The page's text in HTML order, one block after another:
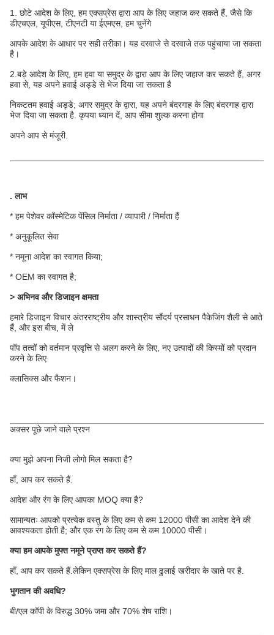
1. छोटे आदेश के लिए, हम एक्सप्रेस द्वारा आप के लिए जहाज कर सकते हैं, जैसे कि
डीएचएल, यूपीएस, टीएनटी या ईएमएस, हम चुनेंगे
आपके आदेश के आधार पर सही तरीका। यह दरवाजे से दरवाजे तक पहुंचाया जा सकता
है।
2.बड़े आदेश के लिए, हम हवा या समुद्र के द्वारा आप के लिए जहाज कर सकते हैं, अगर
हवा से, यह अपने हवाई अड्डे से भेज दिया जा सकता है
निकटतम हवाई अड्डे; अगर समुद्र के द्वारा, यह अपने बंदरगाह के लिए बंदरगाह द्वारा
भेज दिया जा सकता है. कृपया ध्यान दें, आप सीमा शुल्क करना होगा
अपने आप से मंजूरी.
. लाभ
* हम पेशेवर कॉस्मेटिक पेंसिल निर्माता / व्यापारी / निर्माता हैं
* अनुकूलित सेवा
* नमूना आदेश का स्वागत किया;
* OEM का स्वागत है;
> अभिनव और डिजाइन क्षमता
हमारे डिजाइन विचार अंतरराष्ट्रीय और शास्त्रीय सौंदर्य प्रसाधन पैकेजिंग शैली से आते
हैं, और इस बीच, में ले
पॉप तत्वों को वर्तमान प्रवृत्ति से अलग करने के लिए, नए उत्पादों की किस्मों को प्रदान
करने के लिए
क्लासिक्स और फैशन।
अक्सर पूछे जाने वाले प्रश्न
क्या मुझे अपना निजी लोगो मिल सकता है?
हाँ, आप कर सकते हैं.
आदेश और रंग के लिए आपका MOQ क्या है?
सामान्यतः आपको प्रत्येक वस्तु के लिए कम से कम 12000 पीसी का आदेश देने की
आवश्यकता होती है; और एक रंग के लिए कम से कम 10000 पीसी।
क्या हम आपके मुफ्त नमूने प्राप्त कर सकते हैं?
हाँ, आप कर सकते हैं.लेकिन एक्सप्रेस के लिए माल ढुलाई खरीदार के खाते पर है.
भुगतान की अवधि?
बी/एल कॉपी के विरुद्ध 30% जमा और 70% शेष राशि।